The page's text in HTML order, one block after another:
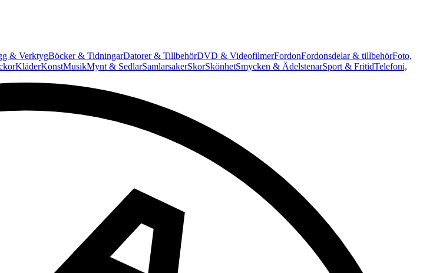
& VerktygBöcker & TidningarDatorer & TillbehörDVD & VideofilmerFordonFordonsdelar & tillbehörFoto,
KläderKonstMusikMynt & SedlarSamlarsakerSkorSkönhetSmycken & ÄdelstenarSport & FritidTelefoni,